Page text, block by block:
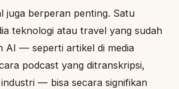
juga berperan penting. Satu
teknologi atau travel yang sudah
AI — seperti artikel di media
podcast yang ditranskripsi,
— bisa secara signifikan